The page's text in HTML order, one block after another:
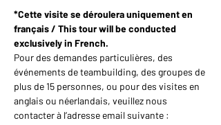
*Cette visite se déroulera uniquement en
français / This tour will be conducted
exclusively in French.
Pour des demandes particulières, des
événements de teambuilding, des groupes de
plus de 15 personnes, ou pour des visites en
anglais ou néerlandais, veuillez nous
contacter à l’adresse email suivante :